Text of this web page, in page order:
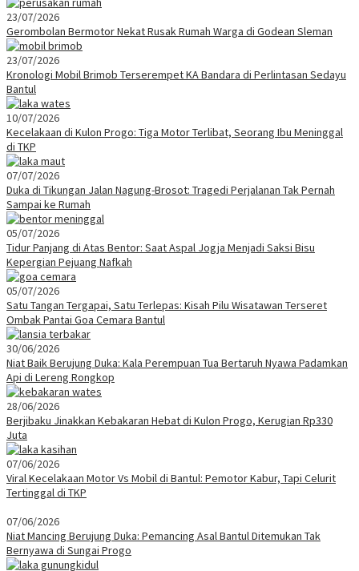
23/07/2026
Gerombolan Bermotor Nekat Rusak Rumah Warga di Godean Sleman
23/07/2026
Kronologi Mobil Brimob Terserempet KA Bandara di Perlintasan Sedayu
Bantul
10/07/2026
Kecelakaan di Kulon Progo: Tiga Motor Terlibat, Seorang Ibu Meninggal
di TKP
07/07/2026
Duka di Tikungan Jalan Nagung-Brosot: Tragedi Perjalanan Tak Pernah
Sampai ke Rumah
05/07/2026
Tidur Panjang di Atas Bentor: Saat Aspal Jogja Menjadi Saksi Bisu
Kepergian Pejuang Nafkah
05/07/2026
Satu Tangan Tergapai, Satu Terlepas: Kisah Pilu Wisatawan Terseret
Ombak Pantai Goa Cemara Bantul
30/06/2026
Niat Baik Berujung Duka: Kala Perempuan Tua Bertaruh Nyawa Padamkan
Api di Lereng Rongkop
28/06/2026
Berjibaku Jinakkan Kebakaran Hebat di Kulon Progo, Kerugian Rp330
Juta
07/06/2026
Viral Kecelakaan Motor Vs Mobil di Bantul: Pemotor Kabur, Tapi Celurit
Tertinggal di TKP
07/06/2026
Niat Mancing Berujung Duka: Pemancing Asal Bantul Ditemukan Tak
Bernyawa di Sungai Progo